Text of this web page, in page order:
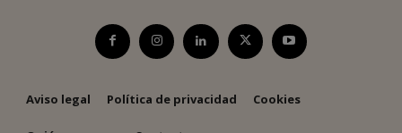
Aviso legal Política de privacidad Cookies